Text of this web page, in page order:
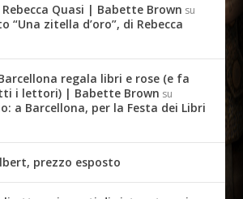
Quasi | Babette Brown su
“Una zitella d’oro”, di Rebecca
regala libri e rose (e fa
i lettori) | Babette Brown su
a Barcellona, per la Festa dei Libri
prezzo esposto